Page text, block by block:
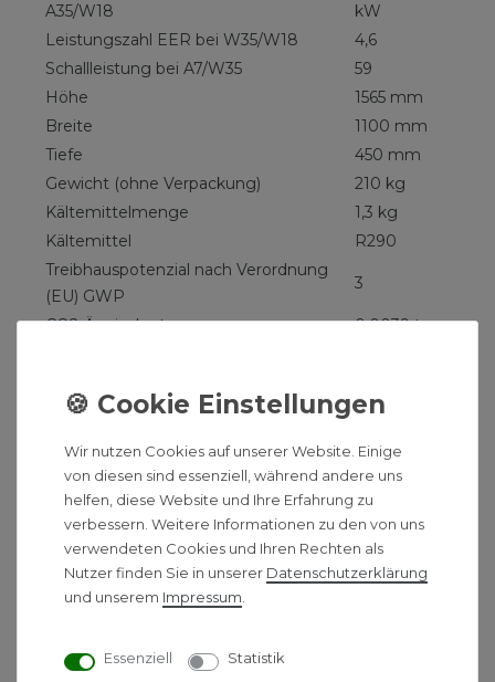
A35/W18
kW
Leistungszahl EER bei W35/W18
4,6
Schallleistung bei A7/W35
59
Höhe
1565 mm
Breite
1100 mm
Tiefe
450 mm
Gewicht (ohne Verpackung)
210 kg
Kältemittelmenge
1,3 kg
Kältemittel
R290
Treibhauspotenzial nach Verordnung
(EU) GWP
3
CO2-Äquivalent
0,0039 t
Vaillant Gas-Brennwerttherme
Die Vaillant ecoTEC plus VC 25 Brennwert-
Gastherme ist optimalals zentrales Heizsystem für
Einfamilien- und kleine Mehrfamilienhäuser
geeignet. Und zwar zuverlässig und langlebig, denn
alle ecoTEC plus VC Gasthermen haben eine
modulierende Verbrennungsregelung. Dadurch wird
aktuellen Wärmebedarf angepasst. Durch die
Wir nutzen Cookies auf unserer Website. Einige
von diesen sind essenziell, während andere uns
helfen, diese Website und Ihre Erfahrung zu
verbessern. Weitere Informationen zu den von uns
verwendeten Cookies und Ihren Rechten als
Nutzer finden Sie in unserer Daten­schutz­erklärung
und unserem Impressum
Essenziell Statistik